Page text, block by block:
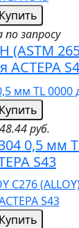
Купить
по запросу
АСТЕРА
Купить
руб.
0,5 мм
S43
Купить